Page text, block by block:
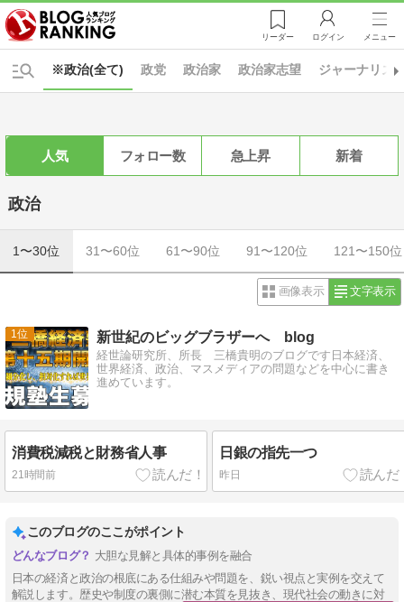
リーダー ログイン メニュー
※政治(全て) 政党 政治家 政治家志望 ジャーナリズ
人気 フォロー数 急上昇 新着
政治
1〜30位 31〜60位 61〜90位 91〜120位 121〜150位
画像表示 文字表示
1 新世紀のビッグブラザーへ blog
経世論研究所、所長 三橋貴明のブログです日本経済、
世界経済、政治、マスメディアの問題などを中心に書き
進めています。
消費税減税と財務省人事
21時間前
日銀の指先一つ
昨日
このブログのここがポイント
大胆な見解と具体的事例を融合
日本の経済と政治の根底にある仕組みや問題を、鋭い視点と実例を交えて
解説します。歴史や制度の裏側に潜む本質を見抜き、現代社会の動きに対